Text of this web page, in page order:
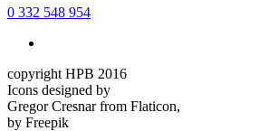
0 332 548 954
copyright HPB 2016
Icons designed by
Gregor Cresnar from Flaticon,
by Freepik